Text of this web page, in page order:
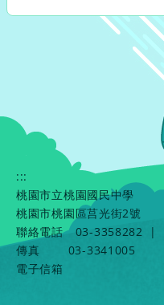
:::
桃園市立桃園國民中學
桃園市桃園區莒光街2號
聯絡電話
03-3358282
|
傳真
03-3341005
電子信箱